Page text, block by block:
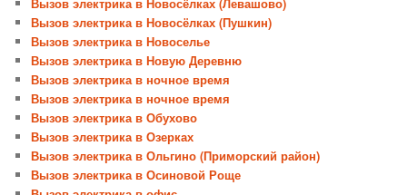
Вызов электрика в Новосёлках (Пушкин)
Вызов электрика в Новоселье
Вызов электрика в Новую Деревню
Вызов электрика в ночное время
Вызов электрика в ночное время
Вызов электрика в Обухово
Вызов электрика в Озерках
Вызов электрика в Ольгино (Приморский район)
Вызов электрика в Осиновой Роще